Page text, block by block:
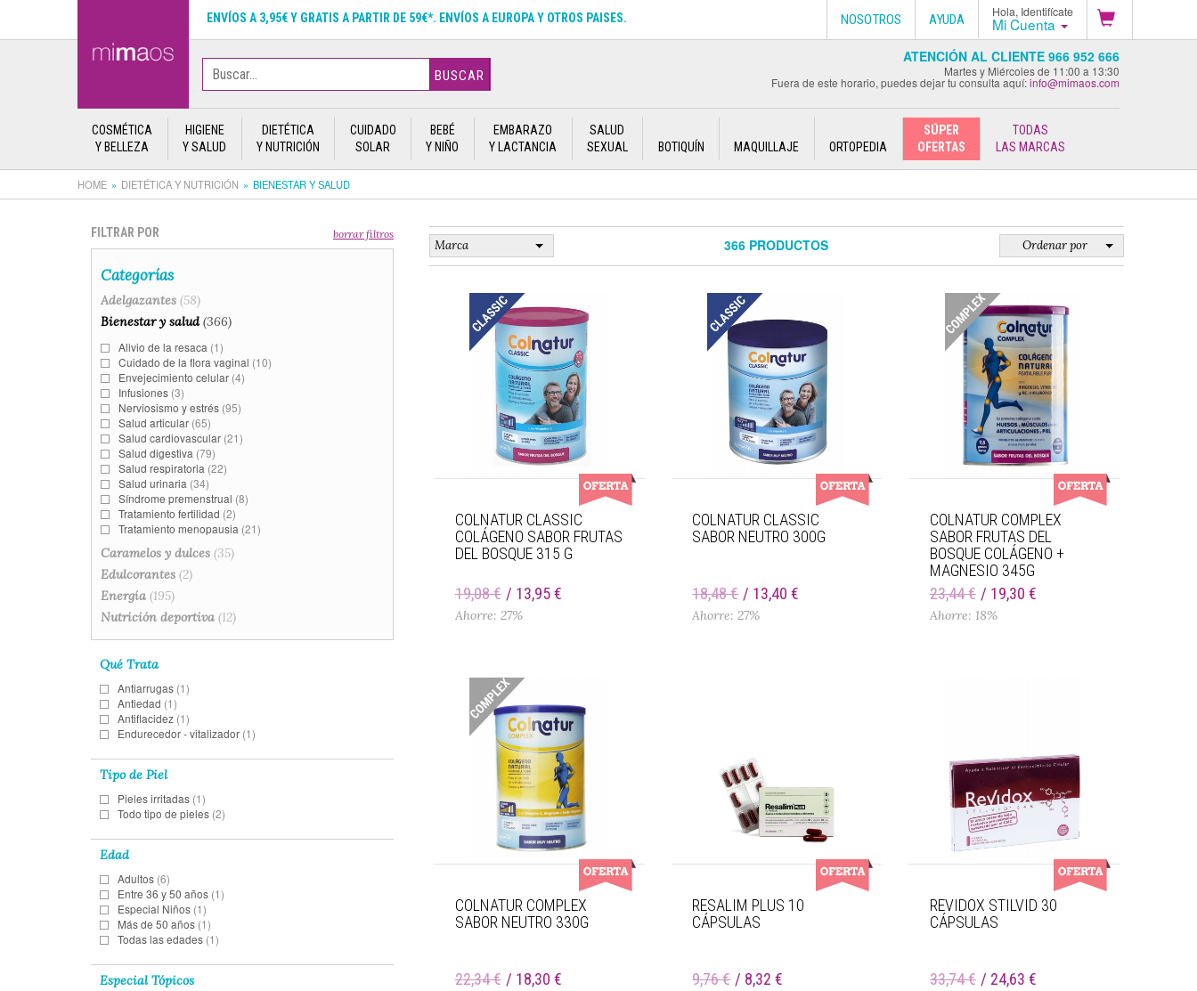
ENVÍOS A 3,95€ Y GRATIS A PARTIR DE 59€*. ENVÍOS A EUROPA Y OTROS PAISES. Hola, Identifícate
Mi Cuenta
AYUDA
NOSOTROS
BUSCAR
ATENCIÓN AL CLIENTE 966 952 666
Martes y Miércoles de 11:00 a 13:30
Fuera de este horario, puedes dejar tu consulta aquí:info@mimaos.com
COSMÉTICA
Y BELLEZA
HIGIENE
Y SALUD
DIETÉTICA
Y NUTRICIÓN
CUIDADO
SOLAR
BEBÉ
Y NIÑO
EMBARAZO
Y LACTANCIA
SALUD
SEXUAL
BOTIQUÍN MAQUILLAJE ORTOPEDIA
SÚPER
OFERTAS
TODAS
LAS MARCAS
HOME DIETÉTICA Y NUTRICIÓN BIENESTAR Y SALUD
FILTRAR POR borrar filtros
Categorías
Adelgazantes (58)
Bienestar y salud(366)
Alivio de la resaca (1)
Cuidado de la flora vaginal (10)
Envejecimiento celular (4)
Infusiones (3)
Nerviosismo y estrés (95)
Salud articular (65)
Salud cardiovascular (21)
Salud digestiva (79)
Salud respiratoria (22)
Salud urinaria (34)
Síndrome premenstrual (8)
Tratamiento fertilidad (2)
Tratamiento menopausia (21)
Caramelos y dulces (35)
Edulcorantes (2)
Energía (195)
Nutrición deportiva (12)
Qué Trata
Antiarrugas (1)
Antiedad (1)
Antiflacidez (1)
Endurecedor - vitalizador (1)
Tipo de Piel
Pieles irritadas (1)
Todo tipo de pieles (2)
Edad
Adultos (6)
Entre 36 y 50 años (1)
Especial Niños (1)
Más de 50 años (1)
Todas las edades (1)
Especial Tópicos
Marca 366 PRODUCTOS Ordenar por
COLNATUR CLASSIC
COLÁGENO SABOR FRUTAS
DEL BOSQUE 315 G
19,08 € 13,95 €
Ahorre: 27%
COLNATUR CLASSIC
SABOR NEUTRO 300G
18,48 € 13,40 €
Ahorre: 27%
COLNATUR COMPLEX
SABOR FRUTAS DEL
BOSQUE COLÁGENO +
MAGNESIO 345G
23,44 €
19,30 €
Ahorre: 18%
COLNATUR COMPLEX
SABOR NEUTRO 330G
22,34 € 18,30 €
RESALIM PLUS 10
CÁPSULAS
9,76 € 8,32 €
REVIDOX STILVID 30
CÁPSULAS
33,74 € 24,63 €